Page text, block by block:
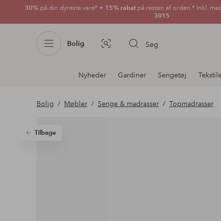
30% på din dyreste vare* + 15% rabatpå resten af orden.* Inkl.
3015
Bolig Billedsøgning Søg
Afdelningsnavigation
Nyheder Gardiner Sengetøj
Bolig Møbler Senge & madrasser Topmadrasser
Tilbage